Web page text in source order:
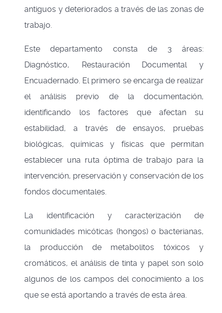
antiguos y deteriorados a través de las zonas de
trabajo.
Este departamento consta de 3 áreas:
Diagnóstico, Restauración Documental y
Encuadernado. El primero se encarga de realizar
el análisis previo de la documentación,
identificando los factores que afectan su
estabilidad, a través de ensayos, pruebas
biológicas, químicas y físicas que permitan
establecer una ruta óptima de trabajo para la
intervención, preservación y conservación de los
fondos documentales.
La identificación y caracterización de
comunidades micóticas (hongos) o bacterianas,
la producción de metabolitos tóxicos y
cromáticos, el análisis de tinta y papel son solo
algunos de los campos del conocimiento a los
que se está aportando a través de esta área.